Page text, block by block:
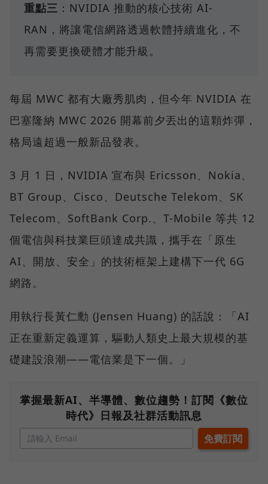
重點三 ：NVIDIA 推動的核心技術 AI-
RAN，將讓電信網路透過軟體持續進化，不
再需要更換硬體才能升級。
每屆 MWC 都有大廠秀肌肉，但今年 NVIDIA 在
巴塞隆納 MWC 2026 開幕前夕丟出的這顆炸彈，
格局遠超過一般新品發表。
3 月 1 日，NVIDIA 宣布與 Ericsson、Nokia、
BT Group、Cisco、Deutsche Telekom、SK
Telecom、SoftBank Corp.、T-Mobile 等共 12
個電信與科技業巨頭達成共識，攜手在「原生
AI、開放、安全」的技術框架上建構下一代 6G
網路。
用執行長黃仁勳 (Jensen Huang) 的話說：「AI
正在重新定義運算，驅動人類史上最大規模的基
礎建設浪潮——電信業是下一個。」
掌握最新AI、半導體、數位趨勢！訂閱《數位
時代》日報及社群活動訊息